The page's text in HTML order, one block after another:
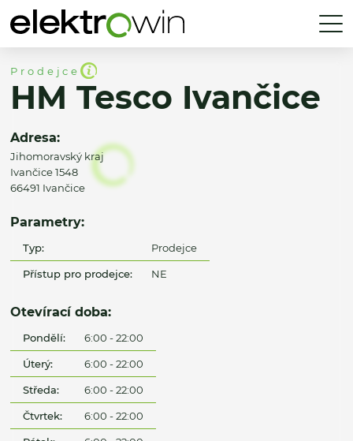
Prodejce
HM Tesco Ivančice
Adresa:
Jihomoravský kraj
Ivančice 1548
66491 Ivančice
Parametry:
Typ: Prodejce
Přístup pro prodejce: NE
Otevírací doba:
Pondělí: 6:00 - 22:00
Úterý: 6:00 - 22:00
Středa: 6:00 - 22:00
Čtvrtek: 6:00 - 22:00